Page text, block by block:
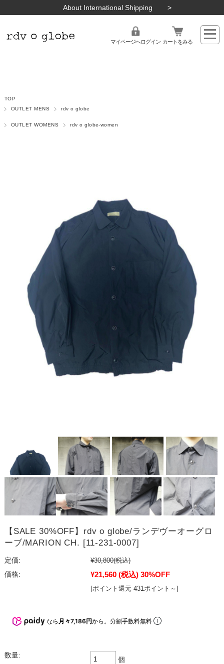
About International Shipping
マイページへログイン カートをみる
TOP
OUTLET MENS
rdv o globe
OUTLET WOMENS rdv o globe-women
【SALE 30%OFF】rdv o globe/ランデヴーオーグロ
ーブ/MARION CH. [11-231-0007]
定価: ¥30,800(税込)
価格:
¥21,560 (税込) 30%OFF
[ポイント還元 431ポイント～]
なら 月々7,186円から。分割手数料無料
数量:
個